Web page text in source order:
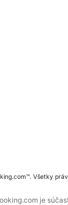
Všetky
je